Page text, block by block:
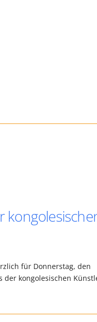
für Donnerstag, den
der kongolesischen